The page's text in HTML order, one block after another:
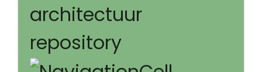
architectuur
repository